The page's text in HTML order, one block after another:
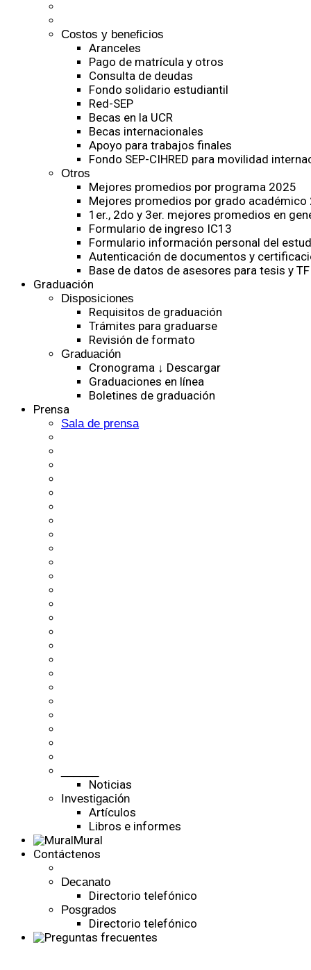
Costos y beneficios
Aranceles
Pago de matrícula y otros
Consulta de deudas
Fondo solidario estudiantil
Red-SEP
Becas en la UCR
Becas internacionales
Apoyo para trabajos finales
Fondo SEP-CIHRED para movilidad
Otros
Mejores promedios por programa 2025
Mejores promedios por grado académico
1er., 2do y 3er. mejores promedios en
Formulario de ingreso IC13
Formulario información personal del
Autenticación de documentos y
Base de datos de asesores para tesis y
Graduación
Disposiciones
Requisitos de graduación
Trámites para graduarse
Revisión de formato
Graduación
Cronograma ↓ Descargar
Graduaciones en línea
Boletines de graduación
Prensa
Sala de prensa
Noticias
Investigación
Artículos
Libros e informes
Mural
Contáctenos
Decanato
Directorio telefónico
Posgrados
Directorio telefónico